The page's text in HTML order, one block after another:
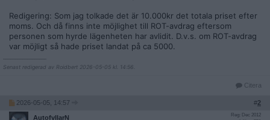
Redigering: Som jag tolkade det är 10.000kr det totala priset efter
moms. Och då finns inte möjlighet till ROT-avdrag eftersom
personen som hyrde lägenheten har avlidit. D.v.s. om ROT-avdrag
var möjligt så hade priset landat på ca 5000.
Senast redigerad av Roidbert 2026-05-05 kl. 14:56.
Citera
2026-05-05, 14:57 #2
AutofyllarN
Reg: Dec 2012